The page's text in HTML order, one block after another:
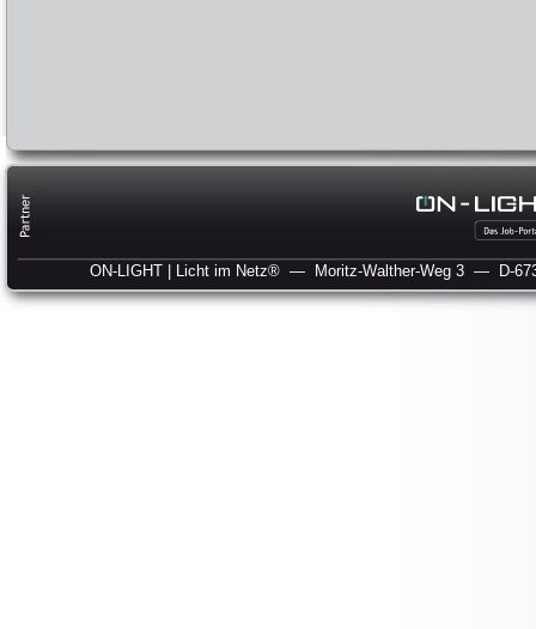
ON-LIGHT | Licht im Netz® — Moritz-Walther-Weg 3 — D-